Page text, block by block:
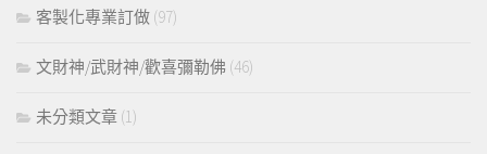
客製化專業訂做 (97)
文財神/武財神/歡喜彌勒佛 (46)
未分類文章 (1)